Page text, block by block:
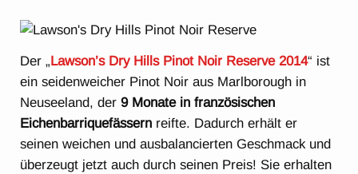
Der „ Lawson’s Dry Hills Pinot Noir Reserve 2014“ ist
ein seidenweicher Pinot Noir aus Marlborough in
Neuseeland, der9 Monate in französischen
Eichenbarriquefässern reifte. Dadurch erhält er
seinen weichen und ausbalancierten Geschmack und
überzeugt jetzt auch durch seinen Preis! Sie erhalten